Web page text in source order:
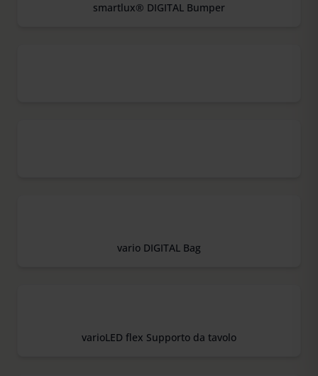
smartlux® DIGITAL Bumper
vario DIGITAL Bag
varioLED flex Supporto da tavolo